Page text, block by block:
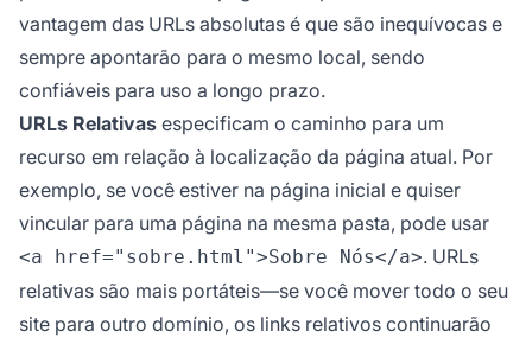
vantagem das URLs absolutas é que são inequívocas e
sempre apontarão para o mesmo local, sendo
confiáveis para uso a longo prazo.
URLs Relativas especificam o caminho para um
recurso em relação à localização da página atual. Por
exemplo, se você estiver na página inicial e quiser
vincular para uma página na mesma pasta, pode usar
<a href="sobre.html">Sobre Nós</a>. URLs
relativas são mais portáteis—se você mover todo o seu
site para outro domínio, os links relativos continuarão